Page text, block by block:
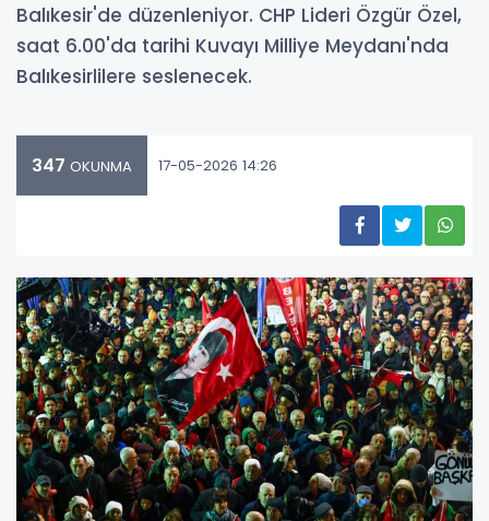
Balıkesir'de düzenleniyor. CHP Lideri Özgür Özel,
saat 6.00'da tarihi Kuvayı Milliye Meydanı'nda
Balıkesirlilere seslenecek.
347 OKUNMA 17-05-2026 14:26